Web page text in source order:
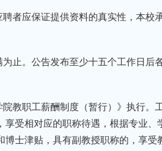
者应保证提供资料的真实性，本校
止。公告发布至少十五个工作日后
院教职工薪酬制度（暂行）》执行
受相对应的职称待遇，根据专业
士津贴，具有副教授职称的，享